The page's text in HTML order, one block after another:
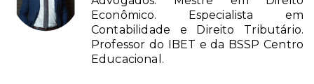
Econômico. Especialista em
Contabilidade e Direito Tributário.
Professor do IBET e da BSSP Centro
Educacional.